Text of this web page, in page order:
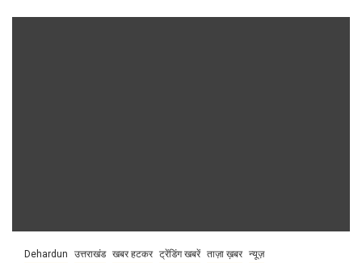
Dehardun उत्तराखंड खबर हटकर ट्रेंडिंग खबरें ताज़ा ख़बर न्यूज़